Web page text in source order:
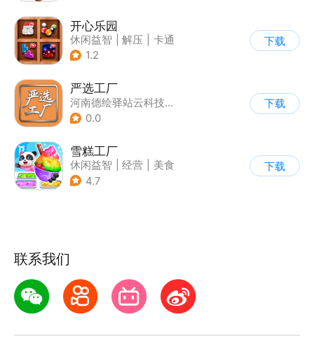
开心乐园
休闲益智 解压
卡通
1.2
下载
严选工厂
河南德绘驿站云科技有限公司
0.0
下载
雪糕工厂
休闲益智 经营
美食
| 宝宝巴士
4.7
下载
联系我们